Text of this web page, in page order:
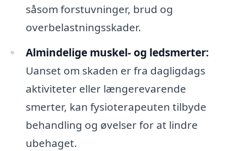
såsom forstuvninger, brud og
overbelastningsskader.
Almindelige muskel- og ledsmerter:
Uanset om skaden er fra dagligdags
aktiviteter eller længerevarende
smerter, kan fysioterapeuten tilbyde
behandling og øvelser for at lindre
ubehaget.